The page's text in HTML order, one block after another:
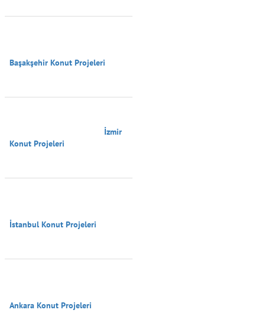
Başakşehir Konut Projeleri
Konut Projeleri
İstanbul Konut Projeleri
Ankara Konut Projeleri